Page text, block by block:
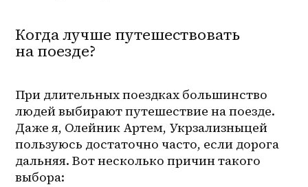
Когда лучше путешествовать
на поезде?
При длительных поездках большинство
людей выбирают путешествие на поезде.
Даже я, Олейник Артем, Укрзализныцей
пользуюсь достаточно часто, если дорога
дальняя. Вот несколько причин такого
выбора: